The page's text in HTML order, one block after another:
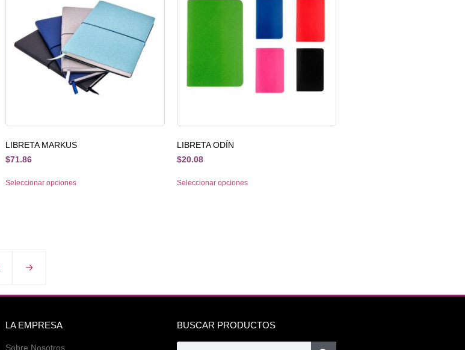
LIBRETA MARKUS
$71.86
Seleccionar opciones
LIBRETA ODÍN
$20.08
Seleccionar opciones
→
LA EMPRESA
Sobre Nosotros
BUSCAR PRODUCTOS